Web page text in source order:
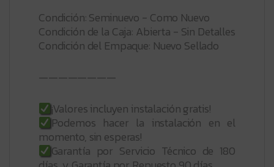
Condición: Seminuevo - Como Nuevo
Condición de la Caja: Abierta - Sin Detalles
Condición del Empaque: Nuevo Sellado
————————
¡Valores incluyen instalación gratis!
Podemos hacer la instalación en el
momento, sin esperas!
Garantía por Servicio Técnico de 180